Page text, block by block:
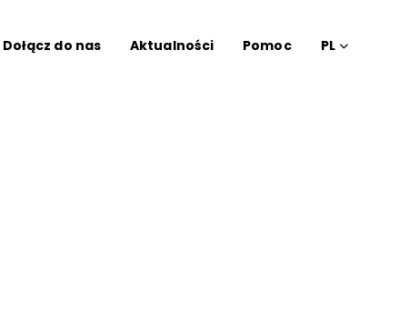
Dołącz do nas Aktualności Pomoc PL